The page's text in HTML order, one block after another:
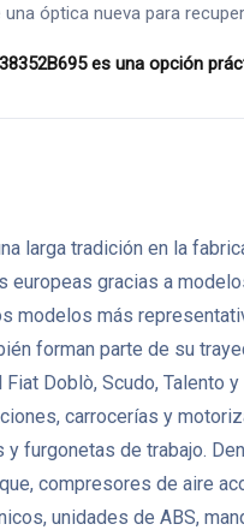
óptica nueva para
es una opción
larga tradición en la
europeas gracias a
modelos más
forman parte de su
Doblò, Scudo, Talento
carrocerías y
y furgonetas de trabajo.
compresores de aire
unidades de ABS,